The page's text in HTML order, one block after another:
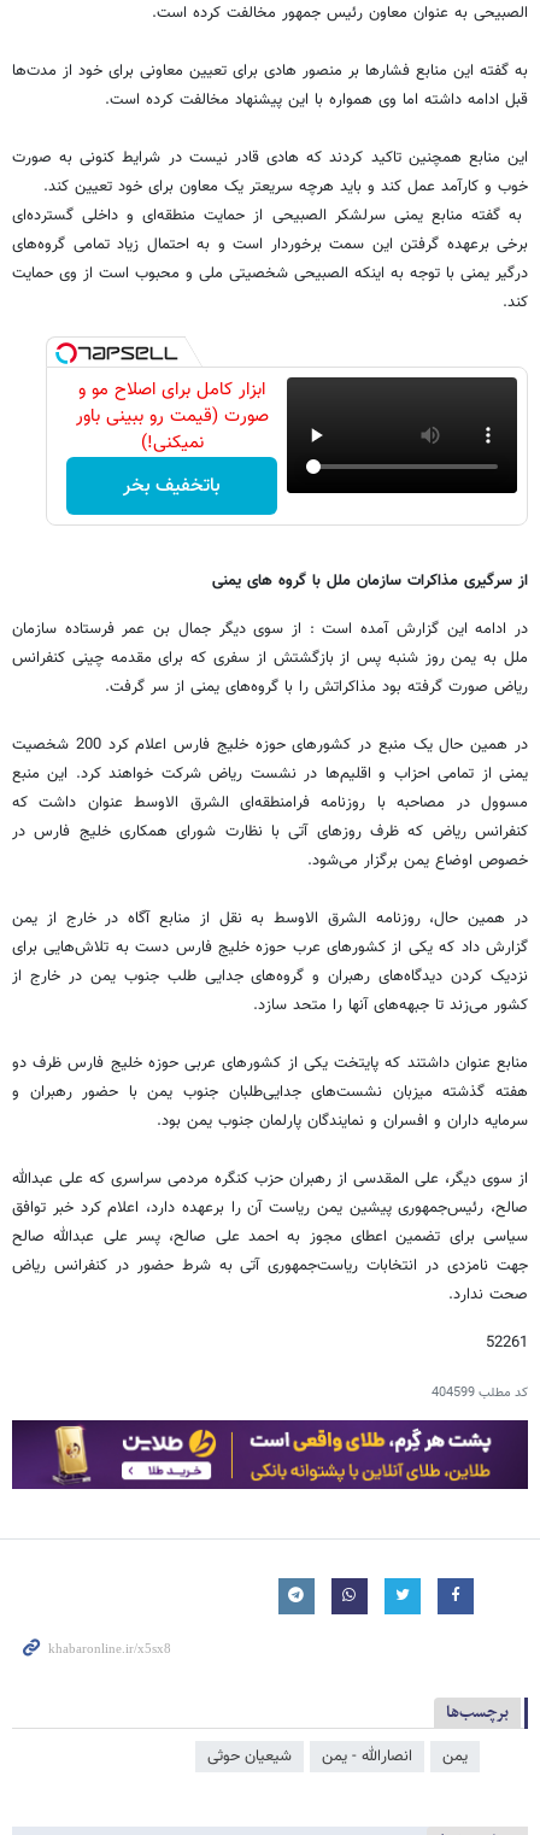
الصبیحی به عنوان معاون رئیس جمهور مخالفت کرده است.
به گفته این منابع فشارها بر منصور هادی برای تعیین معاونی برای خود از مدت‌ها
قبل ادامه داشته اما وی همواره با این پیشنهاد مخالفت کرده است.
این منابع همچنین تاکید کردند که هادی قادر نیست در شرایط کنونی به صورت
خوب و کارآمد عمل کند و باید هرچه سریعتر یک معاون برای خود تعیین کند.
به گفته منابع یمنی سرلشکر الصبیحی از حمایت منطقه‌ای و داخلی گسترده‌ای
برخی برعهده گرفتن این سمت برخوردار است و به احتمال زیاد تمامی گروه‌های
درگیر یمنی با توجه به اینکه الصبیحی شخصیتی ملی و محبوب است از وی حمایت
کند.
ابزار کامل برای اصلاح مو و
صورت (قیمت رو ببینی باور
نمیکنی!)
باتخفیف بخر
از سرگیری مذاکرات سازمان ملل با گروه های یمنی
در ادامه این گزارش آمده است : از سوی دیگر جمال بن عمر فرستاده سازمان
ملل به یمن روز شنبه پس از بازگشتش از سفری که برای مقدمه چینی کنفرانس
ریاض صورت گرفته بود مذاکراتش را با گروه‌های یمنی از سر گرفت.
در همین حال یک منبع در کشورهای حوزه خلیج فارس اعلام کرد 200 شخصیت
یمنی از تمامی احزاب و اقلیم‌ها در نشست ریاض شرکت خواهند کرد. این منبع
مسوول در مصاحبه با روزنامه فرامنطقه‌ای الشرق الاوسط عنوان داشت که
کنفرانس ریاض که ظرف روزهای آتی با نظارت شورای همکاری خلیج فارس در
خصوص اوضاع یمن برگزار می‌شود.
در همین حال، روزنامه الشرق الاوسط به نقل از منابع آگاه در خارج از یمن
گزارش داد که یکی از کشورهای عرب حوزه خلیج فارس دست به تلاش‌هایی برای
نزدیک کردن دیدگاه‌های رهبران و گروه‌های جدایی طلب جنوب یمن در خارج از
کشور می‌زند تا جبهه‌های آنها را متحد سازد.
منابع عنوان داشتند که پایتخت یکی از کشورهای عربی حوزه خلیج فارس ظرف دو
هفته گذشته میزبان نشست‌های جدایی‌طلبان جنوب یمن با حضور رهبران و
سرمایه داران و افسران و نمایندگان پارلمان جنوب یمن بود.
از سوی دیگر، علی المقدسی از رهبران حزب کنگره مردمی سراسری که علی عبدالله
صالح، رئیس‌جمهوری پیشین یمن ریاست آن را برعهده دارد، اعلام کرد خبر توافق
سیاسی برای تضمین اعطای مجوز به احمد علی صالح، پسر علی عبدالله صالح
جهت نامزدی در انتخابات ریاست‌جمهوری آتی به شرط حضور در کنفرانس ریاض
صحت ندارد.
52261
کد مطلب404599
برچسب‌ها
یمن انصارالله - یمن شیعیان حوثی